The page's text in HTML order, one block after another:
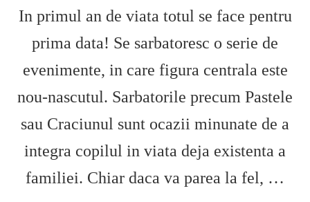
In primul an de viata totul se face pentru
prima data! Se sarbatoresc o serie de
evenimente, in care figura centrala este
nou-nascutul. Sarbatorile precum Pastele
sau Craciunul sunt ocazii minunate de a
integra copilul in viata deja existenta a
familiei. Chiar daca va parea la fel, …